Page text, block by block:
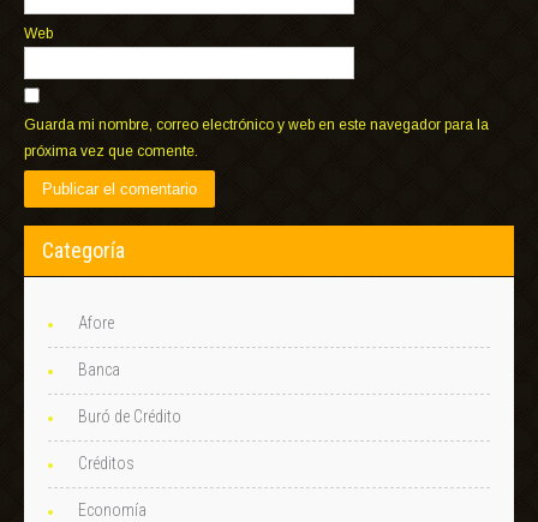
Web
Guarda mi nombre, correo electrónico y web en este navegador para la
próxima vez que comente.
Categoría
Afore
Banca
Buró de Crédito
Créditos
Economía